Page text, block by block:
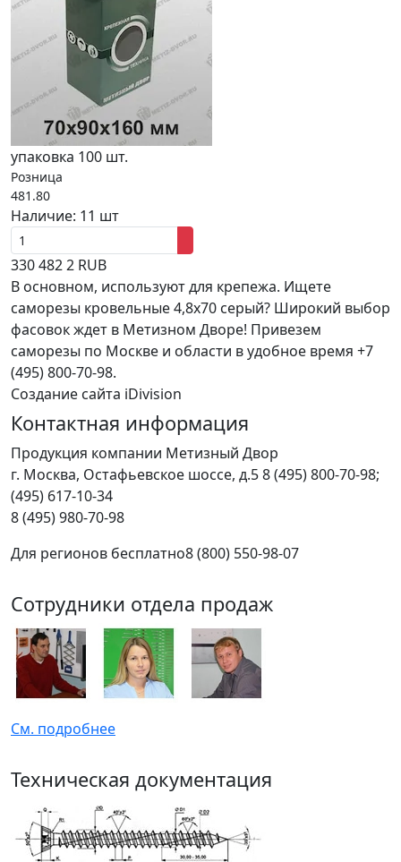
упаковка 100 шт.
Розница
481.80
Наличие: 11 шт
3304822 RUB
В основном, используют для крепежа. Ищете
саморезы кровельные 4,8x70 серый? Широкий выбор
фасовок ждет в Метизном Дворе! Привезем
саморезы по Москве и области в удобное время +7
(495) 800-70-98.
Создание сайта iDivision
Контактная информация
Продукция компании Метизный Двор
г. Москва, Остафьевское шоссе, д.58 (495) 800-70-98;
(495) 617-10-34
8 (495) 980-70-98
Для регионов бесплатно8 (800) 550-98-07
Сотрудники отдела продаж
См. подробнее
Техническая документация